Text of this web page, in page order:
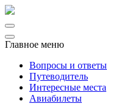
Главное меню
Вопросы и ответы
Путеводитель
Интересные места
Авиабилеты